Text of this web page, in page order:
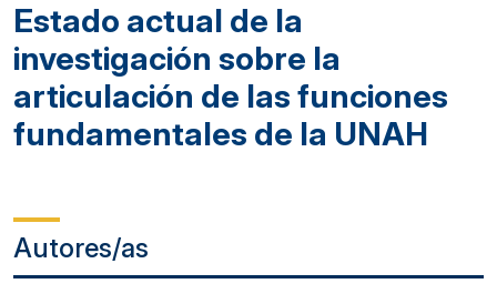
Estado actual de la
investigación sobre la
articulación de las funciones
fundamentales de la UNAH
Autores/as